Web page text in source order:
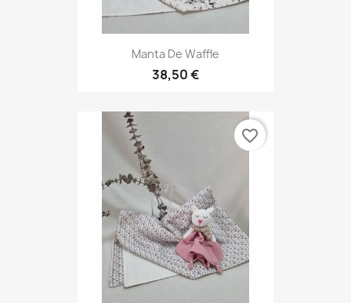
Manta De Waffle
38,50 €
favorite_border